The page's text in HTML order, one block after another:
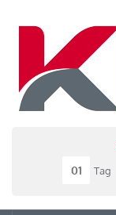
01
Tag